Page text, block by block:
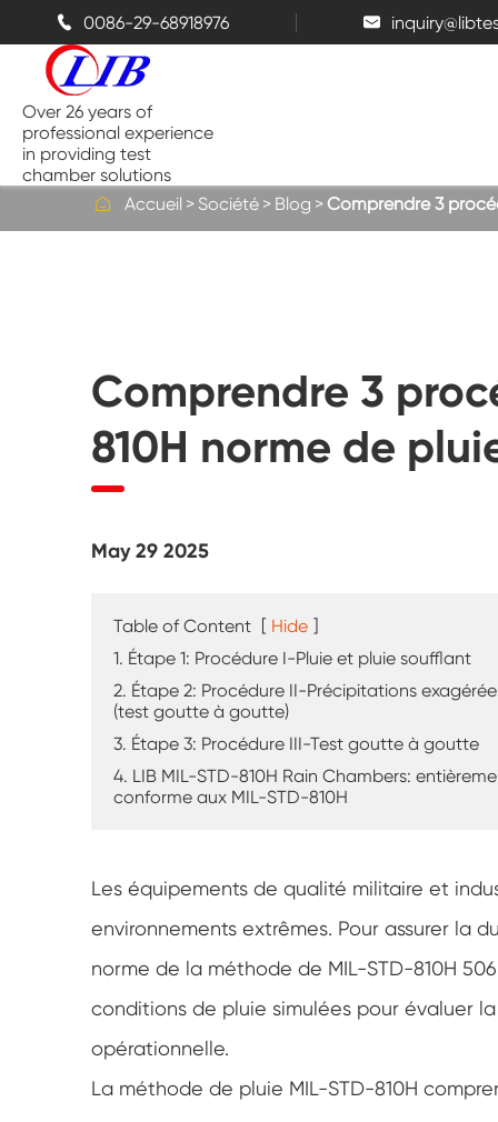
 0086-29-68918976 
Over 26 years of
professional experience
in providing test
chamber solutions
Chambres thermiques
Chambres de pulvérisation de sel
Chambre d'essai de poussière
Chambre d'essai de pluie
Chambre de plain-pied
Chambre d'essai spéciale
Équipement de test IP
 Accueil Société Blog Comprendre 3
Comprendre 3
810H norme de
May 29 2025
Table of Content [ Hide ]
1. Étape 1: Procédure I-Pluie et pluie soufflant
2. Étape 2: Procédure II-Précipitations
(test goutte à goutte)
3. Étape 3: Procédure III-Test goutte à goutte
4. LIB MIL-STD-810H Rain Chambers:
conforme aux MIL-STD-810H
Les équipements de qualité militaire et
environnements extrêmes. Pour assurer la
norme de la méthode de MIL-STD-810H
conditions de pluie simulées pour évaluer
opérationnelle.
La méthode de pluie MIL-STD-810H